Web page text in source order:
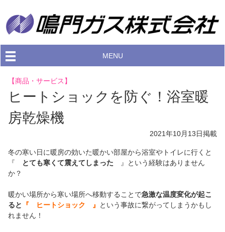
MENU
【商品・サービス】
ヒートショックを防ぐ！浴室暖
房乾燥機
2021年10月13日掲載
冬の寒い日に暖房の効いた暖かい部屋から浴室やトイレに行くと
『
とても寒くて震えてしまった 』という経験はありません
か？
暖かい場所から寒い場所へ移動することで急激な温度変化が起こ
ると
『 ヒートショック 』
という事故に繋がってしまうかもし
れません！